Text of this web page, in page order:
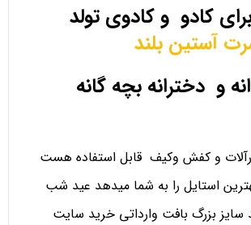
کادو و کادوی تولد
آستین بلند
و دخترانه بچه گانه
و کفش وکیف قابل استفاده هست
استایل را به شما میدهد عید شب
بزرگ بافت وارداتی خرید سایت